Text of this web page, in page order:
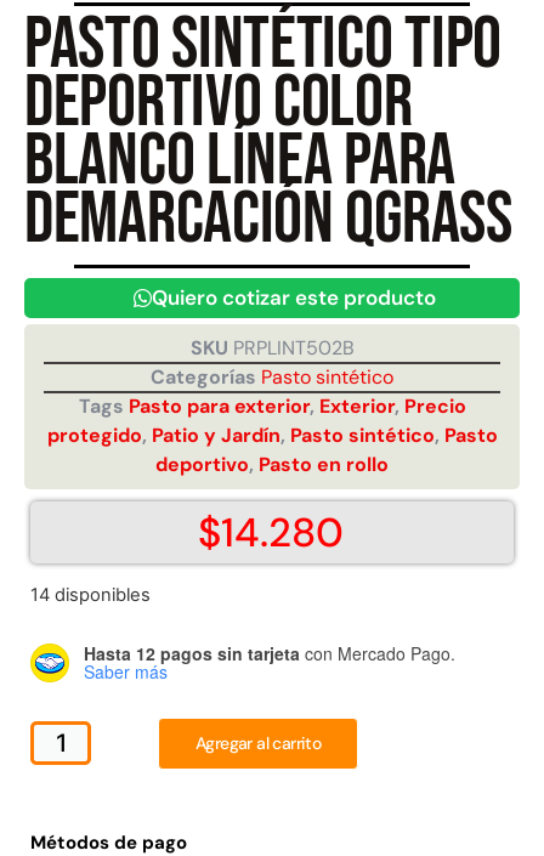
Pasto sintético Tipo
deportivo Color
blanco Línea para
demarcación Qgrass
Quiero cotizar este producto
SKU PRPLINT502B
Categorías Pasto sintético
Tags Pasto para exterior, Exterior, Precio
protegido, Patio y Jardín, Pasto sintético, Pasto
deportivo, Pasto en rollo
$14.280
14 disponibles
Hasta 12 pagos sin tarjeta con Mercado Pago.
Saber más
Agregar al carrito
Métodos de pago
Juego Modular 40
QplayGround
$4.859.984
Leer más
Juego Modular 25
QplayGround
9.558.557
$4.790.000
Agregar al carrito
Juego Modular 02
4.507.990
Juego Modular 01
37%